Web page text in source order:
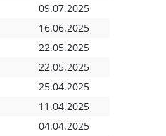
09.07.2025
16.06.2025
22.05.2025
22.05.2025
25.04.2025
11.04.2025
04.04.2025